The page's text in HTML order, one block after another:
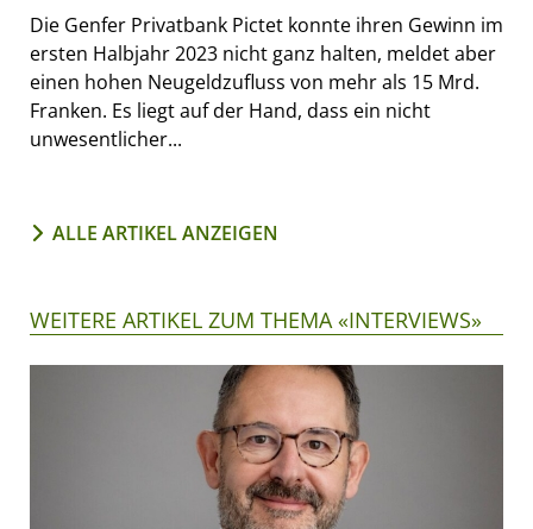
Die Genfer Privatbank Pictet konnte ihren Gewinn im
ersten Halbjahr 2023 nicht ganz halten, meldet aber
einen hohen Neugeldzufluss von mehr als 15 Mrd.
Franken. Es liegt auf der Hand, dass ein nicht
unwesentlicher...
ALLE ARTIKEL ANZEIGEN
WEITERE ARTIKEL ZUM THEMA «INTERVIEWS»